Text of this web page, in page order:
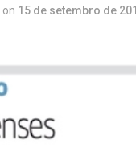
on 15 de setembro de